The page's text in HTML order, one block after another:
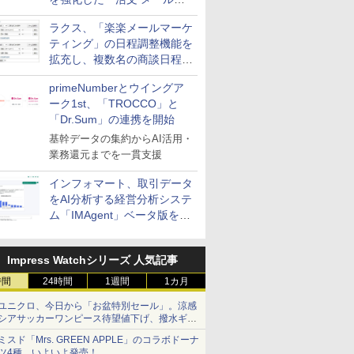
送信防止アドインサービス」
を提供
ラクス、「楽楽メールマーケ
ティング」の日程調整機能を
拡充し、複数名の商談日程調
整を効率化
primeNumberとウイングア
ーク1st、「TROCCO」と
「Dr.Sum」の連携を開始
基幹データの集約からAI活用・
業務還元までを一貫支援
インフォマート、取引データ
をAI分析する経営分析システ
ム「IMAgent」ベータ版を提
Impress Watchシリーズ 人気記事
24時間 1週間 1カ月
ニクロ、今日から「お盆特別セール」。涼感
アサッカーワンピース待望値下げ、撥水ギア
ョーツは1990円に
スド「Mrs. GREEN APPLE」のコラボドーナ